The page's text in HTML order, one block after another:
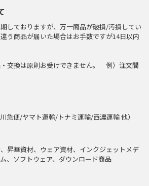
しておりますが、万一商品が破損/汚損してい
う商品が届いた場合はお手数ですが14日以内
交換は原則お受けできません。 例）注文間
急便/ヤマト運輸/トナミ運輸/西濃運輸 他）
昇華資材、ウェア資材、インクジェットメデ
、ソフトウェア、ダウンロード商品